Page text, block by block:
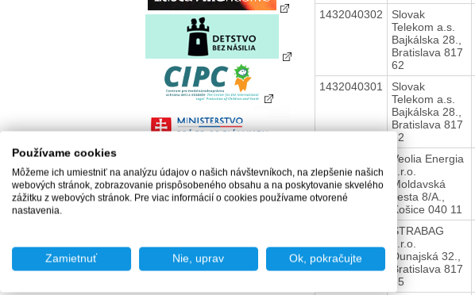
1432040302
Slovak
Telekom a.s.
Bajkálska 28.,
Bratislava 817
62
1432040301
Slovak
Telekom a.s.
Bajkálska 28.,
Bratislava 817
62
Veolia Energia
s.r.o.
Moldavská
cesta 8/A.,
Košice 040 11
STRABAG
s.r.o.
Dunajská 32.,
Bratislava 817
85
Používame cookies
Môžeme ich umiestniť na analýzu údajov o našich návštevníkoch, na zlepšenie našich
webových stránok, zobrazovanie prispôsobeného obsahu a na poskytovanie skvelého
zážitku z webových stránok. Pre viac informácií o cookies používame otvorené
nastavenia.
Zamietnuť Nie, uprav Ok, pokračujte